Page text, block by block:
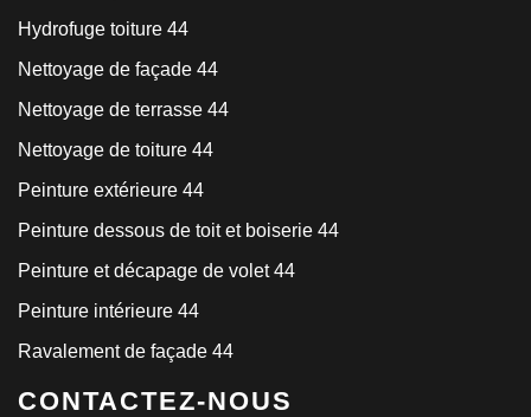
Hydrofuge toiture 44
Nettoyage de façade 44
Nettoyage de terrasse 44
Nettoyage de toiture 44
Peinture extérieure 44
Peinture dessous de toit et boiserie 44
Peinture et décapage de volet 44
Peinture intérieure 44
Ravalement de façade 44
CONTACTEZ-NOUS